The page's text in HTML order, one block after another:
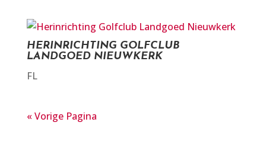
HERINRICHTING GOLFCLUB
LANDGOED NIEUWKERK
FL
« Vorige Pagina